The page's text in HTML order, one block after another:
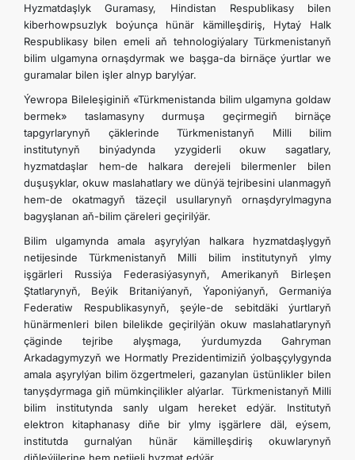
Hyzmatdaşlyk Guramasy, Hindistan Respublikasy bilen
kiberhowpsuzlyk boýunça hünär kämilleşdiriş, Hytaý Halk
Respublikasy bilen emeli aň tehnologiýalary Türkmenistanyň
bilim ulgamyna ornaşdyrmak we başga-da birnäçe ýurtlar we
guramalar bilen işler alnyp barylýar.
Ýewropa Bileleşiginiň «Türkmenistanda bilim ulgamyna goldaw
bermek» taslamasyny durmuşa geçirmegiň birnäçe
tapgyrlarynyň çäklerinde Türkmenistanyň Milli bilim
institutynyň binýadynda yzygiderli okuw sagatlary,
hyzmatdaşlar hem-de halkara derejeli bilermenler bilen
duşuşyklar, okuw maslahatlary we dünýä tejribesini ulanmagyň
hem-de okatmagyň täzeçil usullarynyň ornaşdyrylmagyna
bagyşlanan aň-bilim çäreleri geçirilýär.
Bilim ulgamynda amala aşyrylýan halkara hyzmatdaşlygyň
netijesinde Türkmenistanyň Milli bilim institutynyň ylmy
işgärleri Russiýa Federasiýasynyň, Amerikanyň Birleşen
Ştatlarynyň, Beýik Britaniýanyň, Ýaponiýanyň, Germaniýa
Federatiw Respublikasynyň, şeýle-de sebitdäki ýurtlaryň
hünärmenleri bilen bilelikde geçirilýän okuw maslahatlarynyň
çäginde tejribe alyşmaga, ýurdumyzda Gahryman
Arkadagymyzyň we Hormatly Prezidentimiziň ýolbaşçylygynda
amala aşyrylýan bilim özgertmeleri, gazanylan üstünlikler bilen
tanyşdyrmaga giň mümkinçilikler alýarlar. Türkmenistanyň Milli
bilim institutynda sanly ulgam hereket edýär. Institutyň
elektron kitaphanasy diňe bir ylmy işgärlere däl, eýsem,
institutda gurnalýan hünär kämilleşdiriş okuwlarynyň